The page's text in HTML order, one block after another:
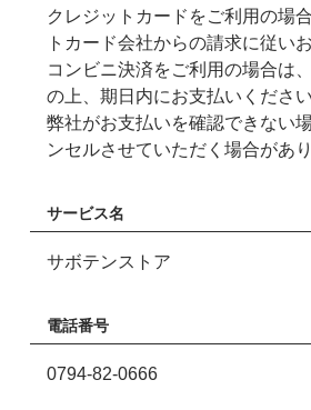
クレジットカードをご利用の場
トカード会社からの請求に従い
コンビニ決済をご利用の場合は
の上、期日内にお支払いください
弊社がお支払いを確認できない
ンセルさせていただく場合があ
サービス名
サボテンストア
電話番号
0794-82-0666